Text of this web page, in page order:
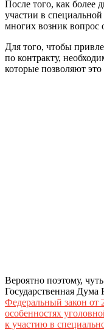
После того, как более
участии в
многих возник вопрос
Для того, чтобы
по контракту,
которые позволяют это
Вероятно поэтому,
Государственная
Федеральный закон
особенностях
к участию в